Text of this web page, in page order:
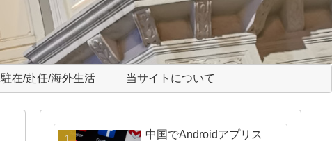
駐在/赴任/海外生活 当サイトについて
中国でAndroidアプリス